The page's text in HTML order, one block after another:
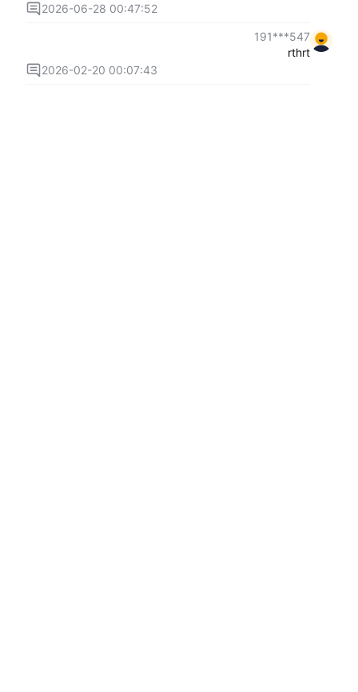
2026-06-28 00:47:52
547***191
rthrt
2026-02-20 00:07:43